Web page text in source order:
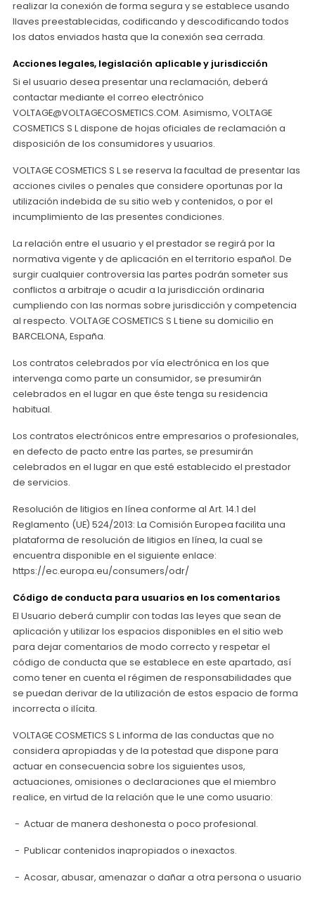
realizar la conexión de forma segura y se establece usando
llaves preestablecidas, codificando y descodificando todos
los datos enviados hasta que la conexión sea cerrada.
Acciones legales, legislación aplicable y jurisdicción
Si el usuario desea presentar una reclamación, deberá
contactar mediante el correo electrónico
VOLTAGE@VOLTAGECOSMETICS.COM. Asimismo, VOLTAGE
COSMETICS S L dispone de hojas oficiales de reclamación a
disposición de los consumidores y usuarios.
VOLTAGE COSMETICS S L se reserva la facultad de presentar las
acciones civiles o penales que considere oportunas por la
utilización indebida de su sitio web y contenidos, o por el
incumplimiento de las presentes condiciones.
La relación entre el usuario y el prestador se regirá por la
normativa vigente y de aplicación en el territorio español. De
surgir cualquier controversia las partes podrán someter sus
conflictos a arbitraje o acudir a la jurisdicción ordinaria
cumpliendo con las normas sobre jurisdicción y competencia
al respecto. VOLTAGE COSMETICS S L tiene su domicilio en
BARCELONA, España.
Los contratos celebrados por vía electrónica en los que
intervenga como parte un consumidor, se presumirán
celebrados en el lugar en que éste tenga su residencia
habitual.
Los contratos electrónicos entre empresarios o profesionales,
en defecto de pacto entre las partes, se presumirán
celebrados en el lugar en que esté establecido el prestador
de servicios.
Resolución de litigios en línea conforme al Art. 14.1 del
Reglamento (UE) 524/2013: La Comisión Europea facilita una
plataforma de resolución de litigios en línea, la cual se
encuentra disponible en el siguiente enlace:
https://ec.europa.eu/consumers/odr/
Código de conducta para usuarios en los comentarios
El Usuario deberá cumplir con todas las leyes que sean de
aplicación y utilizar los espacios disponibles en el sitio web
para dejar comentarios de modo correcto y respetar el
código de conducta que se establece en este apartado, así
como tener en cuenta el régimen de responsabilidades que
se puedan derivar de la utilización de estos espacio de forma
incorrecta o ilícita.
VOLTAGE COSMETICS S L informa de las conductas que no
considera apropiadas y de la potestad que dispone para
actuar en consecuencia sobre los siguientes usos,
actuaciones, omisiones o declaraciones que el miembro
realice, en virtud de la relación que le une como usuario:
- Actuar de manera deshonesta o poco profesional.
- Publicar contenidos inapropiados o inexactos.
- Acosar, abusar, amenazar o dañar a otra persona o usuario